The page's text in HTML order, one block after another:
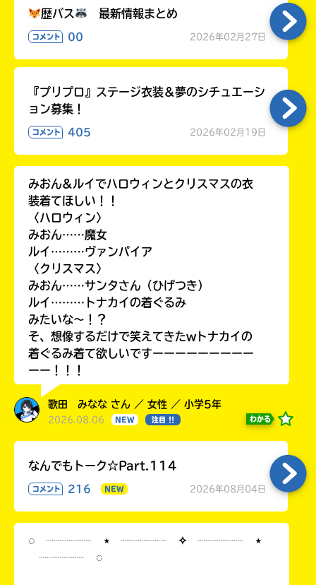
歴バス 最新情報まとめ
コメント 00 2026年02月27日
『プリプロ』ステージ衣装＆夢のシチュエーシ
ョン募集！
コメント 405 2026年02月19日
みおん&ルイでハロウィンとクリスマスの衣
装着てほしい！！
〈ハロウィン〉
みおん……魔女
ルイ………ヴァンパイア
〈クリスマス〉
みおん……サンタさん（ひげつき）
ルイ………トナカイの着ぐるみ
みたいな〜！？
そ、想像するだけで笑えてきたwトナカイの
着ぐるみ着て欲しいですーーーーーーーーー
ーー！！！
歌田 みなな さん ／ 女性 ／ 小学5年
2026.08.06 NEW 注目 !! わかる
なんでもトーク☆Part.114
コメント 216 NEW 2026年08月04日
◌ ┈┈┈┈ ⋆ ┈┈┈┈ ✧ ┈┈┈┈ ⋆
┈┈┈┈ ◌